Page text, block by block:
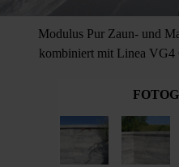
Modulus Pur Zaun- und
kombiniert mit Linea VG4